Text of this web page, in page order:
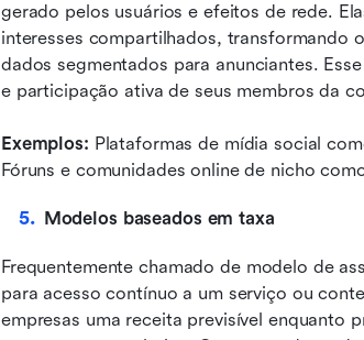
gerado pelos usuários e efeitos de rede.
interesses compartilhados, transformando
dados segmentados para anunciantes.
e participação ativa de seus membros da
Exemplos: Plataformas de mídia social
Fóruns e comunidades online de nicho
Modelos baseados em taxa
Frequentemente chamado de modelo de
para acesso contínuo a um serviço ou
empresas uma receita previsível enquanto